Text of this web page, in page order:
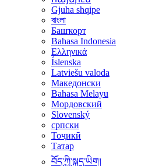
Gjuha shqipe
বাংলা
Башҡорт
Bahasa Indonesia
Ελληνικά
Íslenska
Latviešu valoda
Македонски
Bahasa Melayu
Мордовский
Slovenský
српски
Тоҷикӣ
Татар
བོད་ཀྱི་སྐད་ཡིག།